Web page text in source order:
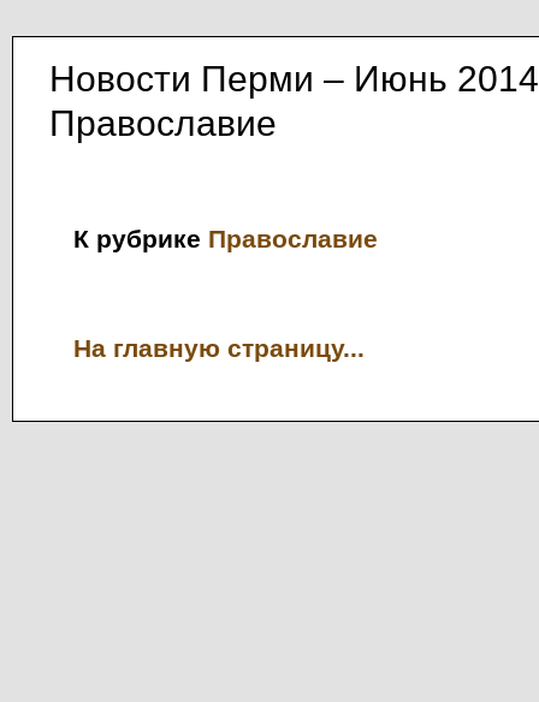
Новости Перми – Июнь 2014
Православие
К рубрике Православие
На главную страницу...